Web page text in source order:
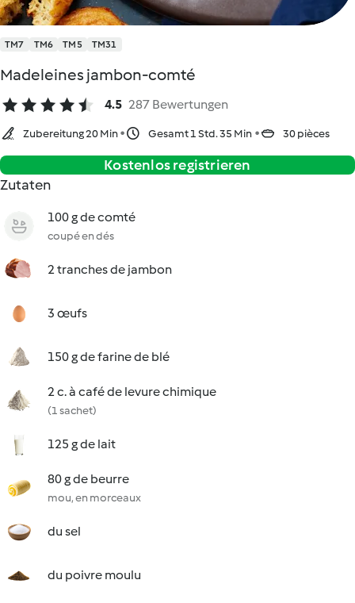
TM7 TM6 TM5 TM31
Madeleines jambon-comté
4.5 287 Bewertungen
Zubereitung 20 Min Gesamt 1 Std. 35 Min 30 pièces
Kostenlos registrieren
Zutaten
100 g de comté
coupé en dés
2 tranches de jambon
3 œufs
150 g de farine de blé
2 c. à café de levure chimique
(1 sachet)
125 g de lait
80 g de beurre
mou, en morceaux
du sel
du poivre moulu